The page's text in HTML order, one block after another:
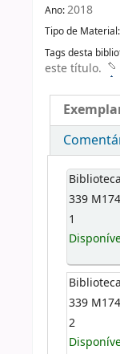
Ano:2018
Tipo de Material:
Tags desta
este título.
339
1
339
2